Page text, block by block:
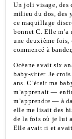
Un joli visage, des
milieu du dos, des
ce maquillage
bonnet C. Elle m’a
une deuxième fois,
commencé à
Océane avait six
baby-sitter. Je
ans. C’était ma
m’apprenait —
m’apprendre — à
elle me lisait des
de la fois où je lui
Elle avait ri et